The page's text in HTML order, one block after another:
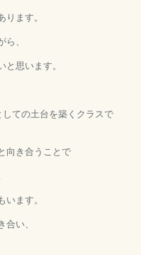
ます。
、
思います。
ての土台を築くクラスで
向き合うことで
ます。
い、